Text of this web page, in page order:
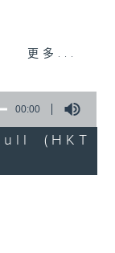
/宣萱/張
更多...
00:00
(HKT